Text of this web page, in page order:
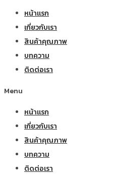
หน้าแรก
เกี่ยวกับเรา
สินค้าคุณภาพ
บทความ
ติดต่อเรา
Menu
หน้าแรก
เกี่ยวกับเรา
สินค้าคุณภาพ
บทความ
ติดต่อเรา